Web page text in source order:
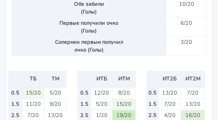
Обе забили
(Голы)
10/20
Первые получили очко
(Голы)
6/20
Соперник первым получил
очко (Голы)
3/20
ТБ
ТМ
0.5
15/20
5/20
1.5
11/20
9/20
2.5
7/20
13/20
ИТБ
ИТМ
0.5
12/20
8/20
1.5
5/20
15/20
2.5
1/20
19/20
ИТ2Б
ИТ2М
0.5
13/20
7/20
1.5
7/20
13/20
2.5
4/20
16/20